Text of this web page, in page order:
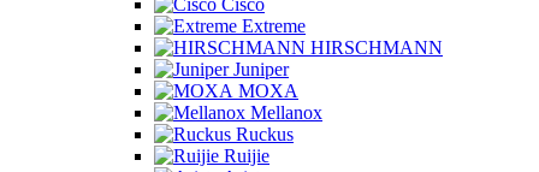
Cisco
Extreme
HIRSCHMANN
Juniper
MOXA
Mellanox
Ruckus
Ruijie